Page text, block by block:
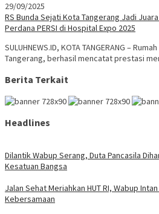
29/09/2025
RS Bunda Sejati Kota Tangerang Jadi
Perdana PERSI di Hospital Expo 2025
SULUHNEWS.ID, KOTA TANGERANG –
Tangerang, berhasil mencatat prestasi
Berita Terkait
Headlines
Dilantik Wabup Serang, Duta Pancasila
Kesatuan Bangsa
Jalan Sehat Meriahkan HUT RI, Wabup
Kebersamaan